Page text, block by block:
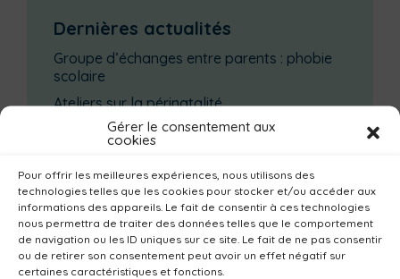
Gérer le consentement aux
cookies
Pour offrir les meilleures expériences, nous utilisons des
technologies telles que les cookies pour stocker et/ou accéder aux
informations des appareils. Le fait de consentir à ces technologies
nous permettra de traiter des données telles que le comportement
de navigation ou les ID uniques sur ce site. Le fait de ne pas consentir
ou de retirer son consentement peut avoir un effet négatif sur
certaines caractéristiques et fonctions.
Dernières actualités
Groupe d’échanges entre parents : phobie
scolaire
Ateliers sur la périnatalité
La saison culturelle 2026-2027 est lancée !
Enquête publique
Catégories actualités / agenda
Institutionnel Culture
Non classé